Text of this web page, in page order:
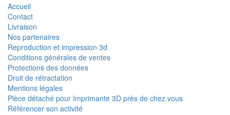
Accueil
Contact
Livraison
Nos partenaires
Reproduction et impression 3d
Conditions générales de ventes
Protections des données
Droit de rétractation
Mentions légales
Pièce détaché pour Imprimante 3D près de chez vous
Référencer son activité